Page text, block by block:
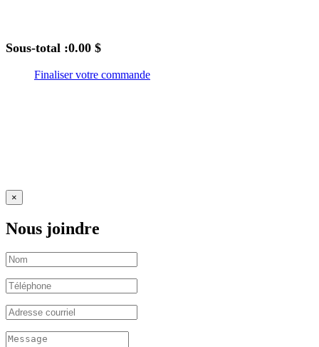
Sous-total :0.00 $
Finaliser votre commande
×
Nous joindre